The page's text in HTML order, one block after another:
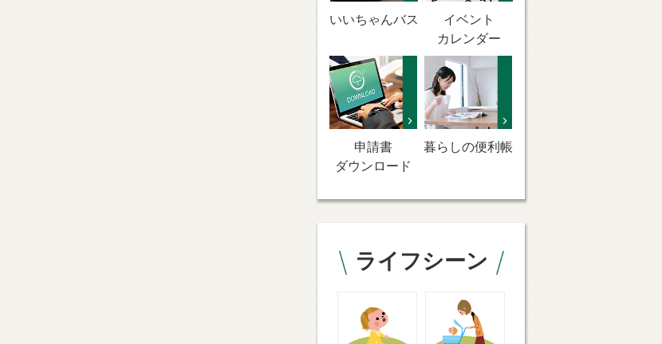
いいちゃんバス
イベント
カレンダー
申請書
ダウンロード
暮らしの便利帳
ライフシーン